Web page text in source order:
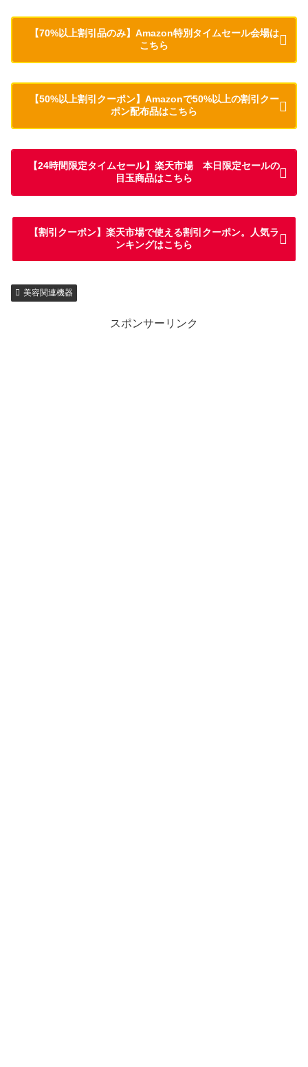
【70%以上割引品のみ】Amazon特別タイムセール会場は
こちら
【50%以上割引クーポン】Amazonで50%以上の割引クー
ポン配布品はこちら
【24時間限定タイムセール】楽天市場 本日限定セールの
目玉商品はこちら
【割引クーポン】楽天市場で使える割引クーポン。人気ラ
ンキングはこちら
美容関連機器
スポンサーリンク